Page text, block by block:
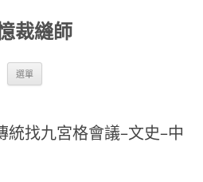
裁縫師
選單
統找九宮格會議–文史–中